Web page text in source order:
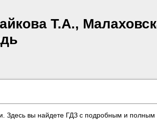
Т.А.,
Здесь вы найдете ГДЗ с подробным и полным